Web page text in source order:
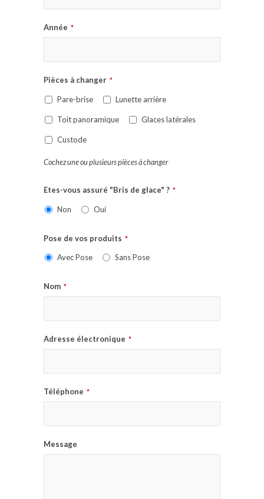
Année *
Pièces à changer *
Pare-brise Lunette arrière
Toit panoramique Glaces latérales
Custode
Cochez une ou plusieurs pièces à changer
Etes-vous assuré "Bris de glace" ? *
Non Oui
Pose de vos produits *
Avec Pose Sans Pose
Nom *
Adresse électronique *
Téléphone *
Message